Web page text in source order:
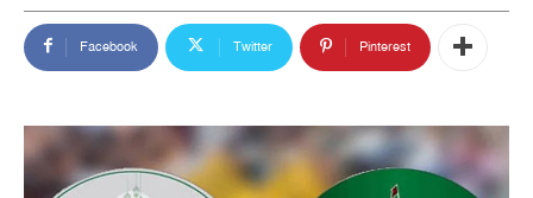
Facebook Twitter Pinterest